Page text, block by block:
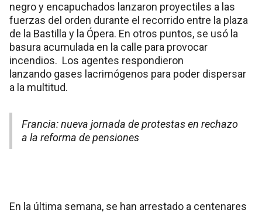
negro y encapuchados lanzaron proyectiles a las
fuerzas del orden durante el recorrido entre la plaza
de la Bastilla y la Ópera. En otros puntos, se usó la
basura acumulada en la calle para provocar
incendios. Los agentes respondieron
lanzando gases lacrimógenos para poder dispersar
a la multitud.
Francia: nueva jornada de protestas en rechazo
a la reforma de pensiones
En la última semana, se han arrestado a centenares